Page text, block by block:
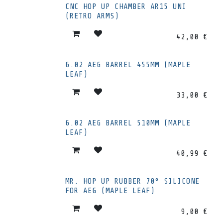
CNC HOP UP CHAMBER AR15 UNI
(RETRO ARMS)
42,00 €
6.02 AEG BARREL 455MM (MAPLE
LEAF)
33,00 €
6.02 AEG BARREL 510MM (MAPLE
LEAF)
40,99 €
MR. HOP UP RUBBER 70° SILICONE
FOR AEG (MAPLE LEAF)
9,00 €